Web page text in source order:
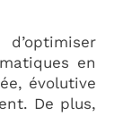
en
évolutive
De plus,